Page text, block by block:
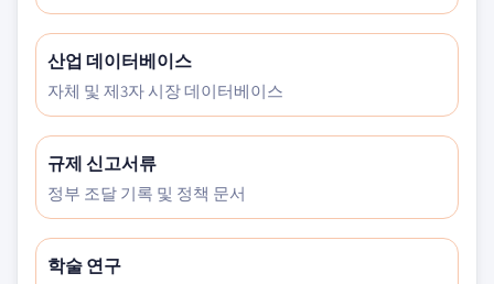
산업 데이터베이스
자체 및 제3자 시장 데이터베이스
규제 신고서류
정부 조달 기록 및 정책 문서
학술 연구